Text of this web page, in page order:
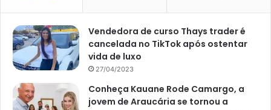
Vendedora de curso Thays trader é
cancelada no TikTok após ostentar
vida de luxo
27/04/2023
Conheça Kauane Rode Camargo, a
jovem de Araucária se tornou a